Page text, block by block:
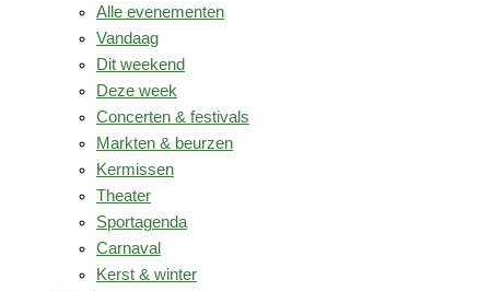
Alle evenementen
Vandaag
Dit weekend
Deze week
Concerten & festivals
Markten & beurzen
Kermissen
Theater
Sportagenda
Carnaval
Kerst & winter